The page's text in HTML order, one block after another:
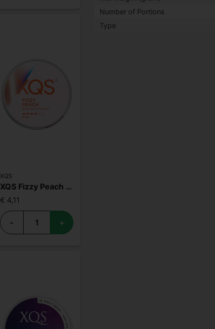
XQS
XQS Fizzy Peach Slim Strong
€ 4,11
- +
Number of Portions
Type